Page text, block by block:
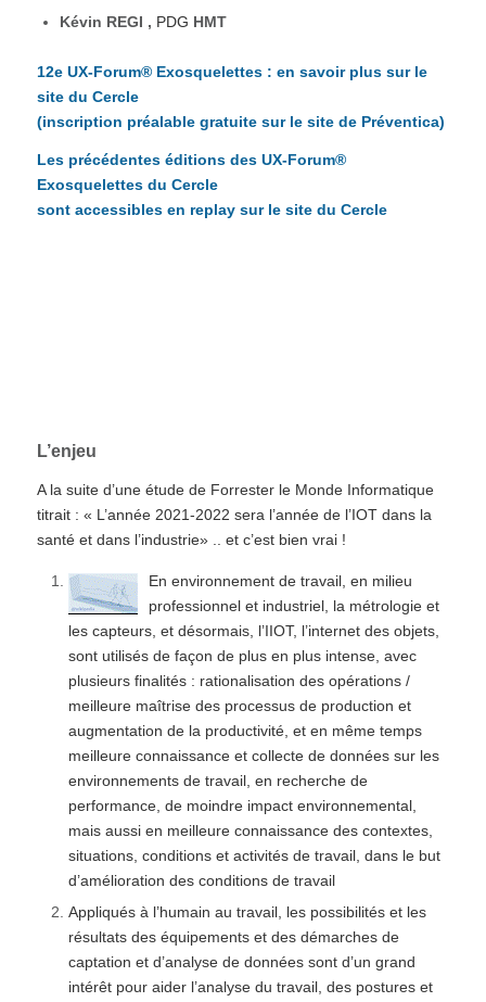
Kévin REGI , PDG HMT
12e UX-Forum® Exosquelettes : en savoir plus sur le
site du Cercle
(inscription préalable gratuite sur le site de Préventica)
Les précédentes éditions des UX-Forum®
Exosquelettes du Cercle
sont accessibles en replay sur le site du Cercle
L’enjeu
A la suite d’une étude de Forrester le Monde Informatique
titrait : « L’année 2021-2022 sera l’année de l’IOT dans la
santé et dans l’industrie» .. et c’est bien vrai !
En environnement de travail, en milieu
professionnel et industriel, la métrologie et
les capteurs, et désormais, l’IIOT, l’internet des objets,
sont utilisés de façon de plus en plus intense, avec
plusieurs finalités : rationalisation des opérations /
meilleure maîtrise des processus de production et
augmentation de la productivité, et en même temps
meilleure connaissance et collecte de données sur les
environnements de travail, en recherche de
performance, de moindre impact environnemental,
mais aussi en meilleure connaissance des contextes,
situations, conditions et activités de travail, dans le but
d’amélioration des conditions de travail
Appliqués à l’humain au travail, les possibilités et les
résultats des équipements et des démarches de
captation et d’analyse de données sont d’un grand
intérêt pour aider l’analyse du travail, des postures et